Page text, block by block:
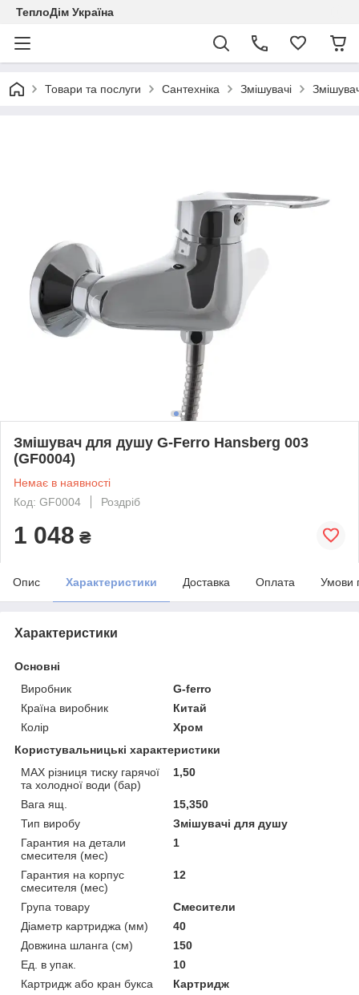
ТеплоДім Україна
Товари та послуги Сантехніка Змішувачі
Змішувач для душу G-Ferro Hansberg 003
(GF0004)
Немає в наявності
Код: GF0004
Роздріб
1 048 ₴
Опис Характеристики Доставка Оплата Умови
Характеристики
Основні
Виробник
G-ferro
Країна виробник
Китай
Колір
Хром
Користувальницькі характеристики
MAX різниця тиску гарячої
та холодної води (бар)
1,50
Вага ящ.
15,350
Тип виробу
Змішувачі для душу
Гарантия на детали
смесителя (мес)
1
Гарантия на корпус
смесителя (мес)
12
Група товару
Смесители
Діаметр картриджа (мм)
40
Довжина шланга (см)
150
Ед. в упак.
10
Картридж або кран букса
Картридж